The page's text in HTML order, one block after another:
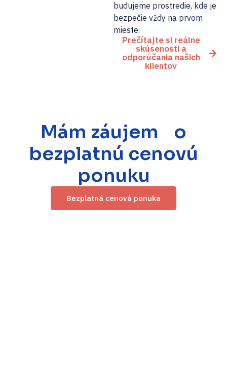
budujeme prostredie, kde je
bezpečie vždy na prvom
mieste.
Prečítajte si reálne
skúsenosti a
odporúčania našich
klientov
Mám záujem o
bezplatnú cenovú
ponuku
Bezplatná cenová ponuka